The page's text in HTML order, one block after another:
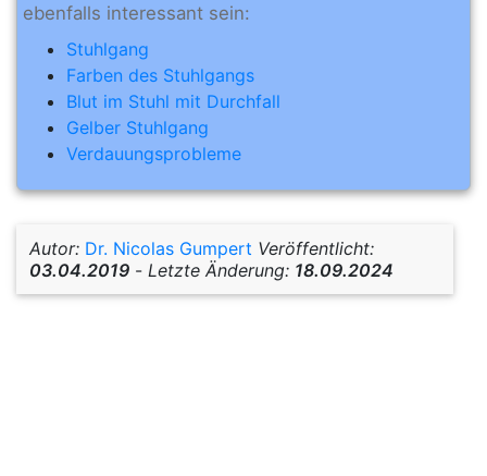
ebenfalls interessant sein:
Stuhlgang
Farben des Stuhlgangs
Blut im Stuhl mit Durchfall
Gelber Stuhlgang
Verdauungsprobleme
Autor: Dr. Nicolas Gumpert Veröffentlicht:
03.04.2019 - Letzte Änderung: 18.09.2024